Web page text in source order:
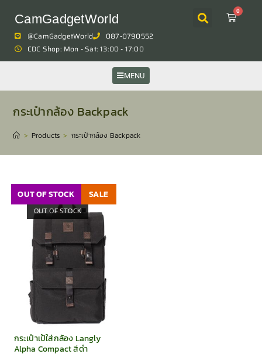
CamGadgetWorld
0
@CamGadgetWorld
087-0790552
CDC Shop: Mon - Sat: 13:00 - 17:00
MENU
กระเป๋ากล้อง Backpack
> Products > กระเป๋ากล้อง Backpack
OUT OF STOCK SALE
OUT OF STOCK
กระเป๋าเป้ใส่กล้อง Langly
Alpha Compact สีดำ